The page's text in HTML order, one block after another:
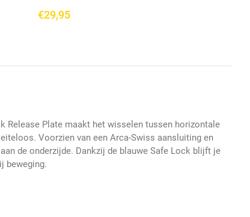
€29,95
Release Plate maakt het wisselen tussen horizontale
Voorzien van een Arca-Swiss aansluiting en
de onderzijde. Dankzij de blauwe Safe Lock blijft je
beweging.